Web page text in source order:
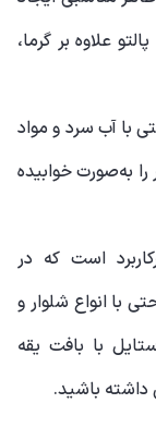
علاوه بر گرما،
با آب سرد و مواد
به‌صورت خوابیده
است که در
با انواع شلوار و
با بافت یقه
داشته باشید.